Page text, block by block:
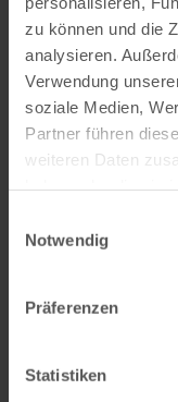
zu können und die
analysieren.
Verwendung
soziale Medien,
Partner führen
weiteren Daten
Notwendig
Präferenzen
Statistiken
Coûts : payants
Durée : 2 heures
Lieu de rendez-
(Am Obersee)
Lieu : 52152
inclus